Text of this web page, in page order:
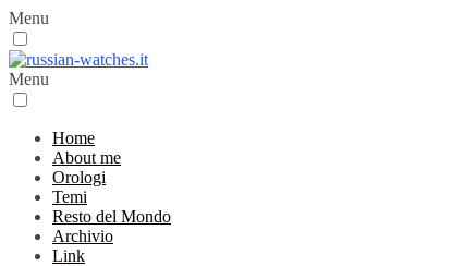
Menu
Menu
Home
About me
Orologi
Temi
Resto del Mondo
Archivio
Link